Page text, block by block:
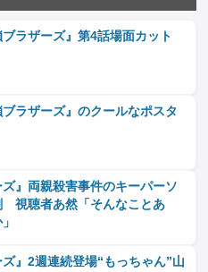
ブラザーズ』第4話場面カット
ブラザーズ』のクールなポスタ
ズ』両親殺害事件のキーパーソ
視聴者あ然「そんなことあ
ズ』2週連続登場“もっちゃん”山